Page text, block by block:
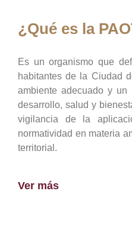
¿Qué es la
Es un organismo que
habitantes de la Ciudad
ambiente adecuado y un
desarrollo, salud y
vigilancia de la
normatividad en materia
territorial.
Ver más